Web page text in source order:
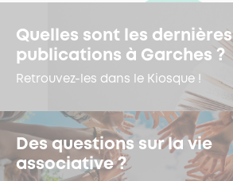
Quelles sont les dernières
publications à Garches ?
Retrouvez-les dans le Kiosque !
Des questions sur la vie
associative ?